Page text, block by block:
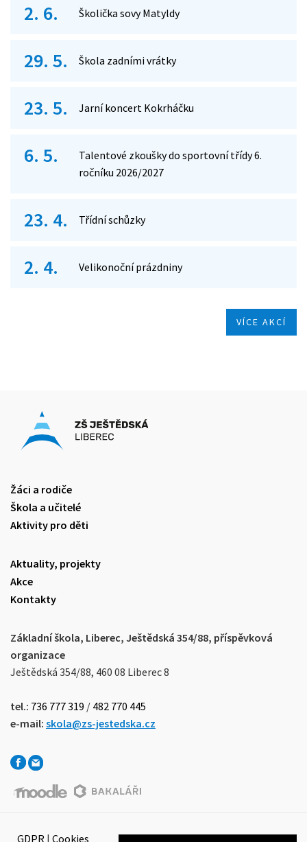
2. 6. Školička sovy Matyldy
29. 5. Škola zadními vrátky
23. 5. Jarní koncert Kokrháčku
6. 5.
Talentové zkoušky do sportovní třídy 6.
ročníku 2026/2027
23. 4. Třídní schůzky
2. 4. Velikonoční prázdniny
VÍCE AKCÍ
Žáci a rodiče
Škola a učitelé
Aktivity pro děti
Aktuality, projekty
Akce
Kontakty
Základní škola, Liberec, Ještědská 354/88, příspěvková
organizace
Ještědská 354/88, 460 08 Liberec 8
tel.: 736 777 319 / 482 770 445
e-mail: skola@zs-jestedska.cz
GDPR | Cookies